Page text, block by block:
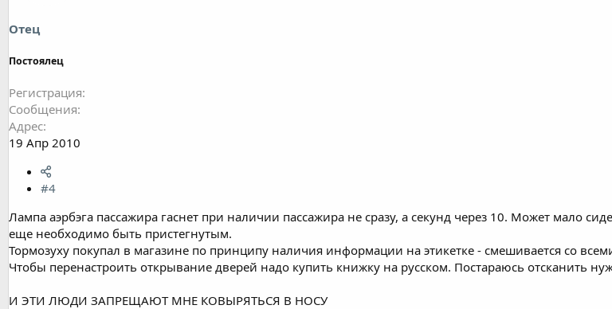
Отец
Постоялец
Регистрация
Сообщения
Адрес
19 Апр 2010
#4
Лампа аэрбэга пассажира гаснет при наличии пассажира не сразу, а секунд через 10. Может мало
еще необходимо быть пристегнутым.
Тормозуху покупал в магазине по принципу наличия информации на этикетке - смешивается со
Чтобы перенастроить открывание дверей надо купить книжку на русском. Постараюсь отсканить
И ЭТИ ЛЮДИ ЗАПРЕЩАЮТ МНЕ КОВЫРЯТЬСЯ В НОСУ